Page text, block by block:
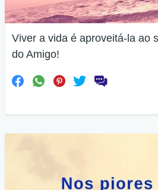
Viver a vida é aproveitá-la ao
do Amigo!